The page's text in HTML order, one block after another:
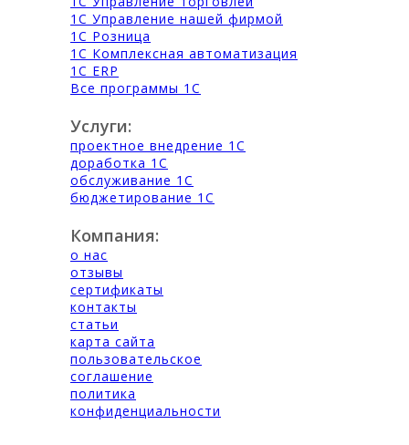
1С Управление нашей фирмой
1С Розница
1С Комплексная автоматизация
1С ERP
Все программы 1С
Услуги:
проектное внедрение 1С
доработка 1С
обслуживание 1С
бюджетирование 1С
Компания:
о нас
отзывы
сертификаты
контакты
статьи
карта сайта
пользовательское
соглашение
политика
конфиденциальности